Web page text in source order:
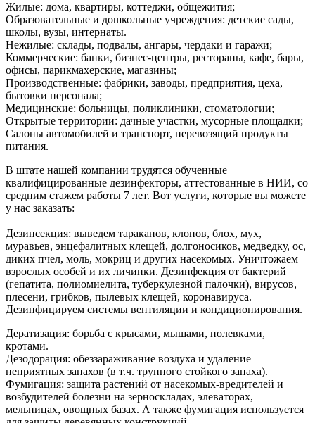
Жилые: дома, квартиры, коттеджи, общежития;
Образовательные и дошкольные учреждения: детские сады,
школы, вузы, интернаты.
Нежилые: склады, подвалы, ангары, чердаки и гаражи;
Коммерческие: банки, бизнес-центры, рестораны, кафе, бары,
офисы, парикмахерские, магазины;
Производственные: фабрики, заводы, предприятия, цеха,
бытовки персонала;
Медицинские: больницы, поликлиники, стоматологии;
Открытые территории: дачные участки, мусорные площадки;
Салоны автомобилей и транспорт, перевозящий продукты
питания.
В штате нашей компании трудятся обученные
квалифицированные дезинфекторы, аттестованные в НИИ, со
средним стажем работы 7 лет. Вот услуги, которые вы можете
у нас заказать:
Дезинсекция: выведем тараканов, клопов, блох, мух,
муравьев, энцефалитных клещей, долгоносиков, медведку, ос,
диких пчел, моль, мокриц и других насекомых. Уничтожаем
взрослых особей и их личинки. Дезинфекция от бактерий
(гепатита, полиомиелита, туберкулезной палочки), вирусов,
плесени, грибков, пылевых клещей, коронавируса.
Дезинфицируем системы вентиляции и кондиционирования.
Дератизация: борьба с крысами, мышами, полевками,
кротами.
Дезодорация: обеззараживание воздуха и удаление
неприятных запахов (в т.ч. трупного стойкого запаха).
Фумигация: защита растений от насекомых-вредителей и
возбудителей болезни на зерноскладах, элеваторах,
мельницах, овощных базах. А также фумигация используется